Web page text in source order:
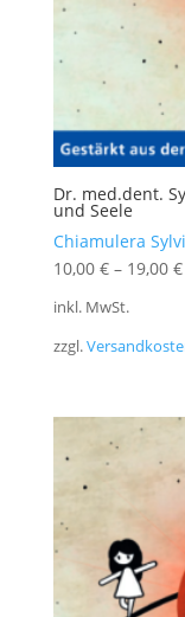
Dr. med.dent.
und Seele
Chiamulera
10,00 €– 19,00 €
inkl. MwSt.
zzgl.